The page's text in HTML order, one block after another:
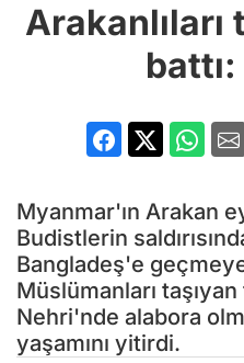
Arakanlıları
Myanmar'ın Arakan
Budistlerin
Bangladeş'e
Müslümanları
Nehri'nde alabora
yaşamını yitirdi.